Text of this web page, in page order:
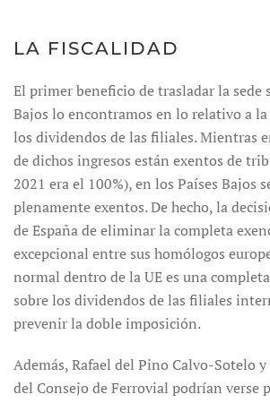
LA FISCALIDAD
El primer beneficio de trasladar la sede
Bajos lo encontramos en lo relativo a
los dividendos de las filiales. Mientras
de dichos ingresos están exentos de
2021 era el 100%), en los Países Bajos
plenamente exentos. De hecho, la
de España de eliminar la completa
excepcional entre sus homólogos
normal dentro de la UE es una
sobre los dividendos de las filiales
prevenir la doble imposición.
Además, Rafael del Pino Calvo-Sotelo
del Consejo de Ferrovial podrían verse